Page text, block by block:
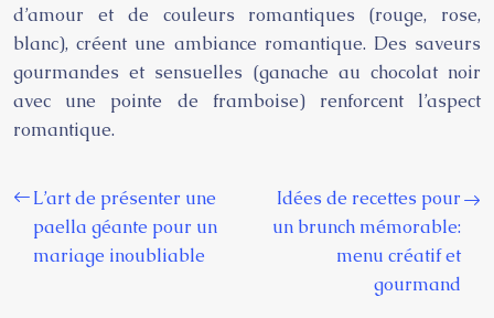
d’amour et de couleurs romantiques (rouge, rose,
blanc), créent une ambiance romantique. Des saveurs
gourmandes et sensuelles (ganache au chocolat noir
avec une pointe de framboise) renforcent l’aspect
romantique.
L’art de présenter une
paella géante pour un
mariage inoubliable
Idées de recettes pour
un brunch mémorable:
menu créatif et
gourmand